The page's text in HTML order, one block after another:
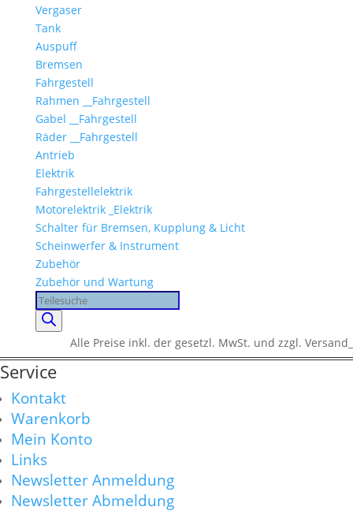
Vergaser
Tank
Auspuff
Bremsen
Fahrgestell
Rahmen __Fahrgestell
Gabel __Fahrgestell
Räder __Fahrgestell
Antrieb
Elektrik
Fahrgestellelektrik
Motorelektrik _Elektrik
Schalter für Bremsen, Kupplung & Licht
Scheinwerfer & Instrument
Zubehör
Zubehör und Wartung
Products
search
Alle Preise inkl. der gesetzl. MwSt. und zzgl. Versand_
Service
Kontakt
Warenkorb
Mein Konto
Links
Newsletter Anmeldung
Newsletter Abmeldung